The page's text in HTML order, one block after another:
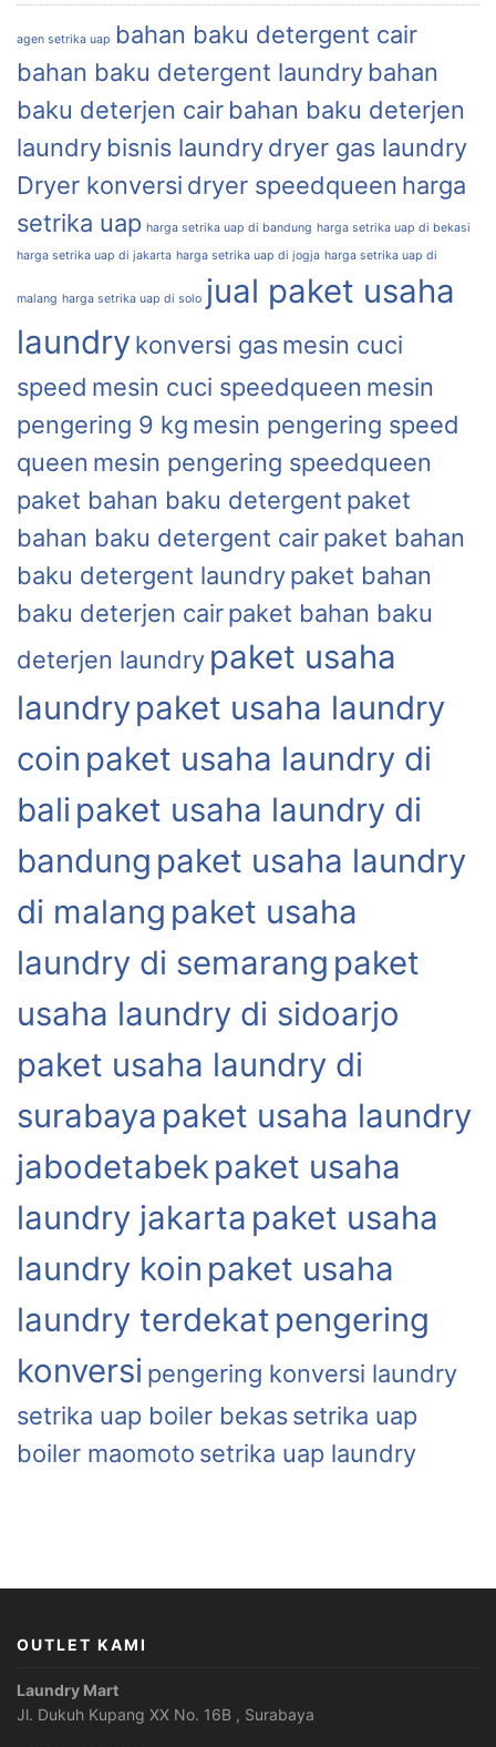
agen setrika uap bahan baku detergent cair
bahan baku detergent laundry bahan
baku deterjen cair bahan baku deterjen
laundry bisnis laundrydryer gas laundry
Dryer konversi dryer speedqueen harga
setrika uap harga setrika uap di bandung harga setrika uap di bekasi
harga setrika uap di jakarta harga setrika uap di jogja harga setrika uap di
malang harga setrika uap di solo jual paket usaha
laundrykonversi gasmesin cuci
speed mesin cuci speedqueen mesin
pengering 9 kg mesin pengering speed
queen mesin pengering speedqueen
paket bahan baku detergent paket
bahan baku detergent cairpaket bahan
baku detergent laundrypaket bahan
baku deterjen cairpaket bahan baku
deterjen laundry paket usaha
laundrypaket usaha laundry
coin paket usaha laundry di
bali paket usaha laundry di
bandung paket usaha laundry
di malang paket usaha
laundry di semarang paket
usaha laundry di sidoarjo
paket usaha laundry di
surabaya paket usaha laundry
jabodetabek paket usaha
laundry jakarta paket usaha
laundry koin paket usaha
laundry terdekat pengering
konversi pengering konversi laundry
setrika uap boiler bekassetrika uap
boiler maomoto setrika uap laundry
OUTLET KAMI
Laundry Mart
Jl. Dukuh Kupang XX No. 16B , Surabaya